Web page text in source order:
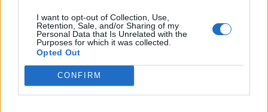
I want to opt-out of Collection, Use,
Retention, Sale, and/or Sharing of my
Personal Data that Is Unrelated with the
Purposes for which it was collected.
Opted Out
CONFIRM
Poslední 3 příspěvky na mé zdi
Zobrazit celou mou zeď